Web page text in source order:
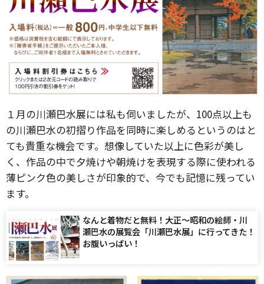
１月の川瀬巴水展には私も伺いましたが、100点以上も
の川瀬巴水の初摺り作品を同時に楽しめるというのはと
ても貴重な機会です。想像していた以上に色彩が美し
く、作品の中で夕焼けや朝焼けを表現する際に使われる
薄ピンク色の美しさが印象的で、今でも記憶に残ってい
ます。
なんと着物だと無料！大正〜昭和の絵師・川
瀬巴水の展覧会「川瀬巴水展」に行ってきた！
お腹いっぱい！